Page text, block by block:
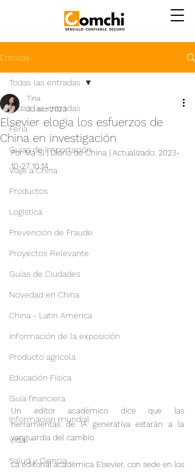
Entrada
Todas las entradas
Feria
Guías de Importación
Viaje a China
Productos
Logistica
Prevención de Fraude
Proyectos Relevante
Guías de Ciudades
Novedad en China
China - Latin América
Información de la exposición
Producto agrícola
Educación Física
Guía financiera
Informacion mundial
Vida
Salud y Ciencia
Todas las entradas
Elsevier elogia los esfuerzos de
China en investigación
Tina
30 oct 2023
Por Ma Si | Diario de China | Actualizado: 2023-
10-27 10:14
Un editor académico dice que las
herramientas de IA generativa estarán a la
vanguardia del cambio
La editorial académica Elsevier, con sede en los